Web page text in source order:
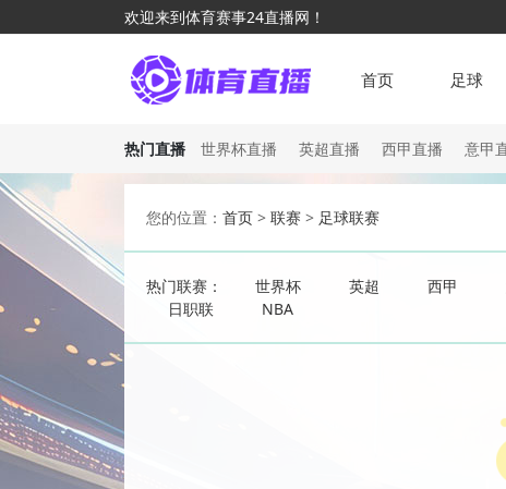
欢迎来到体育赛事24直播网！
首页 足球
热门直播 世界杯直播 英超直播 西甲直播 意甲
您的位置： 首页 > 联赛 > 足球联赛
热门联赛： 世界杯 英超 西甲
日职联
NBA